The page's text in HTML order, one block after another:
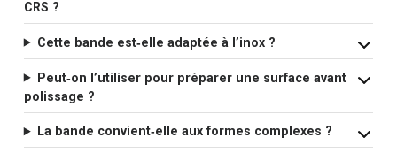
CRS ?
Cette bande est‑elle adaptée à l’inox ?
Peut‑on l’utiliser pour préparer une surface avant
polissage ?
La bande convient‑elle aux formes complexes ?